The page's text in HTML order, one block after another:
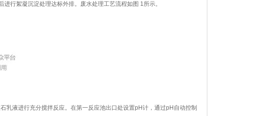
行絮凝沉淀处理达标外排。废水处理工艺流程如图 1所示。
乳液进行充分搅拌反应。在第一反应池出口处设置pH计，通过pH自动控制